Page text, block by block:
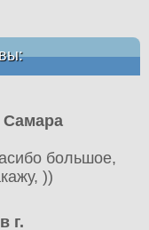
Самара
большое,
))
г.